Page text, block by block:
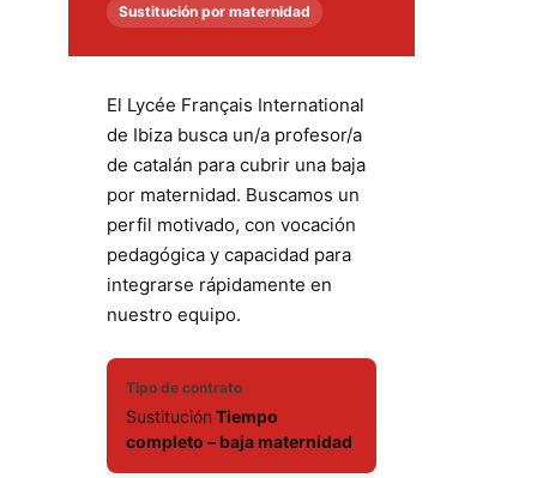
Sustitución por maternidad
El Lycée Français International
de Ibiza busca un/a profesor/a
de catalán para cubrir una baja
por maternidad. Buscamos un
perfil motivado, con vocación
pedagógica y capacidad para
integrarse rápidamente en
nuestro equipo.
Tipo de contrato
Sustitución Tiempo
completo – baja maternidad